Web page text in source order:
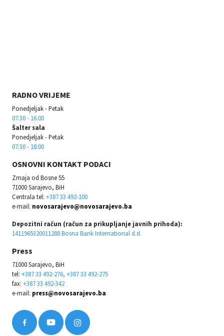
RADNO VRIJEME
Ponedjeljak - Petak
07:30 - 16:00
Šalter sala
Ponedjeljak - Petak
07:30 - 18:00
OSNOVNI KONTAKT PODACI
Zmaja od Bosne 55
71000 Sarajevo, BiH
Centrala tel: +387 33 492-100
e-mail: novosarajevo@novosarajevo.ba
Depozitni račun (račun za prikupljanje javnih prihoda):
1411965320011288 Bosna Bank International d.d.
Press
71000 Sarajevo, BiH
tel: +387 33 492-276, +387 33 492-275
fax: +387 33 492-342
e-mail: press@novosarajevo.ba